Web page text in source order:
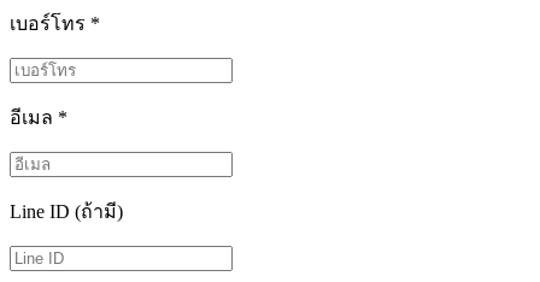
เบอร์โทร *
อีเมล *
Line ID (ถ้ามี)